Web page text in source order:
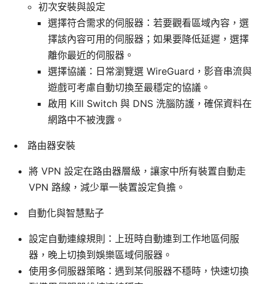
初次安裝與設定
選擇符合需求的伺服器：若要觀看區域內容，選
擇該內容可用的伺服器；如果要降低延遲，選擇
離你最近的伺服器。
選擇協議：日常瀏覽選 WireGuard，影音串流與
遊戲可考慮自動切換至最穩定的協議。
啟用 Kill Switch 與 DNS 洗腦防護，確保資料在
網路中不被洩露。
路由器安裝
將 VPN 設定在路由器層級，讓家中所有裝置自動走
VPN 路線，減少單一裝置設定負擔。
自動化與智慧點子
設定自動連線規則：上班時自動連到工作地區伺服
器，晚上切換到娛樂區域伺服器。
使用多伺服器策略：遇到某伺服器不穩時，快速切換